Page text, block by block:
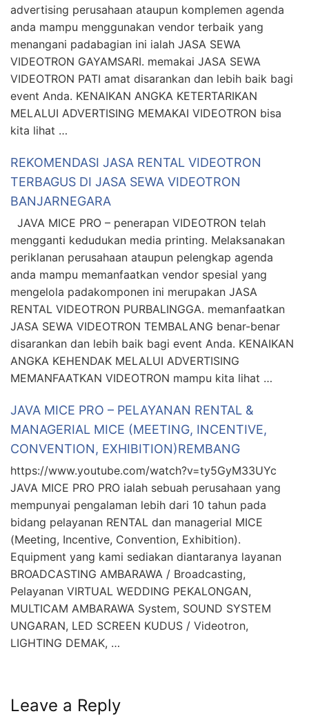
advertising perusahaan ataupun komplemen agenda
anda mampu menggunakan vendor terbaik yang
menangani padabagian ini ialah JASA SEWA
VIDEOTRON GAYAMSARI. memakai JASA SEWA
VIDEOTRON PATI amat disarankan dan lebih baik bagi
event Anda. KENAIKAN ANGKA KETERTARIKAN
MELALUI ADVERTISING MEMAKAI VIDEOTRON bisa
kita lihat …
REKOMENDASI JASA RENTAL VIDEOTRON
TERBAGUS DI JASA SEWA VIDEOTRON
BANJARNEGARA
JAVA MICE PRO – penerapan VIDEOTRON telah
mengganti kedudukan media printing. Melaksanakan
periklanan perusahaan ataupun pelengkap agenda
anda mampu memanfaatkan vendor spesial yang
mengelola padakomponen ini merupakan JASA
RENTAL VIDEOTRON PURBALINGGA. memanfaatkan
JASA SEWA VIDEOTRON TEMBALANG benar-benar
disarankan dan lebih baik bagi event Anda. KENAIKAN
ANGKA KEHENDAK MELALUI ADVERTISING
MEMANFAATKAN VIDEOTRON mampu kita lihat …
JAVA MICE PRO – PELAYANAN RENTAL &
MANAGERIAL MICE (MEETING, INCENTIVE,
CONVENTION, EXHIBITION)REMBANG
https://www.youtube.com/watch?v=ty5GyM33UYc
JAVA MICE PRO PRO ialah sebuah perusahaan yang
mempunyai pengalaman lebih dari 10 tahun pada
bidang pelayanan RENTAL dan managerial MICE
(Meeting, Incentive, Convention, Exhibition).
Equipment yang kami sediakan diantaranya layanan
BROADCASTING AMBARAWA / Broadcasting,
Pelayanan VIRTUAL WEDDING PEKALONGAN,
MULTICAM AMBARAWA System, SOUND SYSTEM
UNGARAN, LED SCREEN KUDUS / Videotron,
LIGHTING DEMAK, …
Leave a Reply